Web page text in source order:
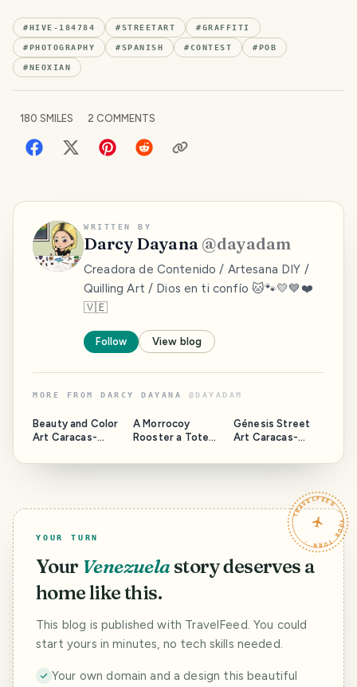
#HIVE-184784 #STREETART #GRAFFITI
#PHOTOGRAPHY #SPANISH #CONTEST #POB
#NEOXIAN
180 SMILES 2 COMMENTS
WRITTEN BY
Darcy Dayana @dayadam
Creadora de Contenido / Artesana DIY /
Quilling Art / Dios en ti confío 🐱🐾💛💙❤️
🇻🇪
Follow View blog
MORE FROM DARCY DAYANA @ DAYADAM
Beauty and Color
Art Caracas-
[Eng/Esp]
A Morrocoy
Rooster a Totem
Art Caracas-
Génesis Street
Art Caracas-
[Eng/Esp]
TRAVELFEED · YOUR TURN ·
YOUR TURN
Your Venezuela story deserves a
home like this.
This blog is published with TravelFeed. You could
start yours in minutes, no tech skills needed.
Your own domain and a design this beautiful